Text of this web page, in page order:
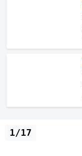
1/17